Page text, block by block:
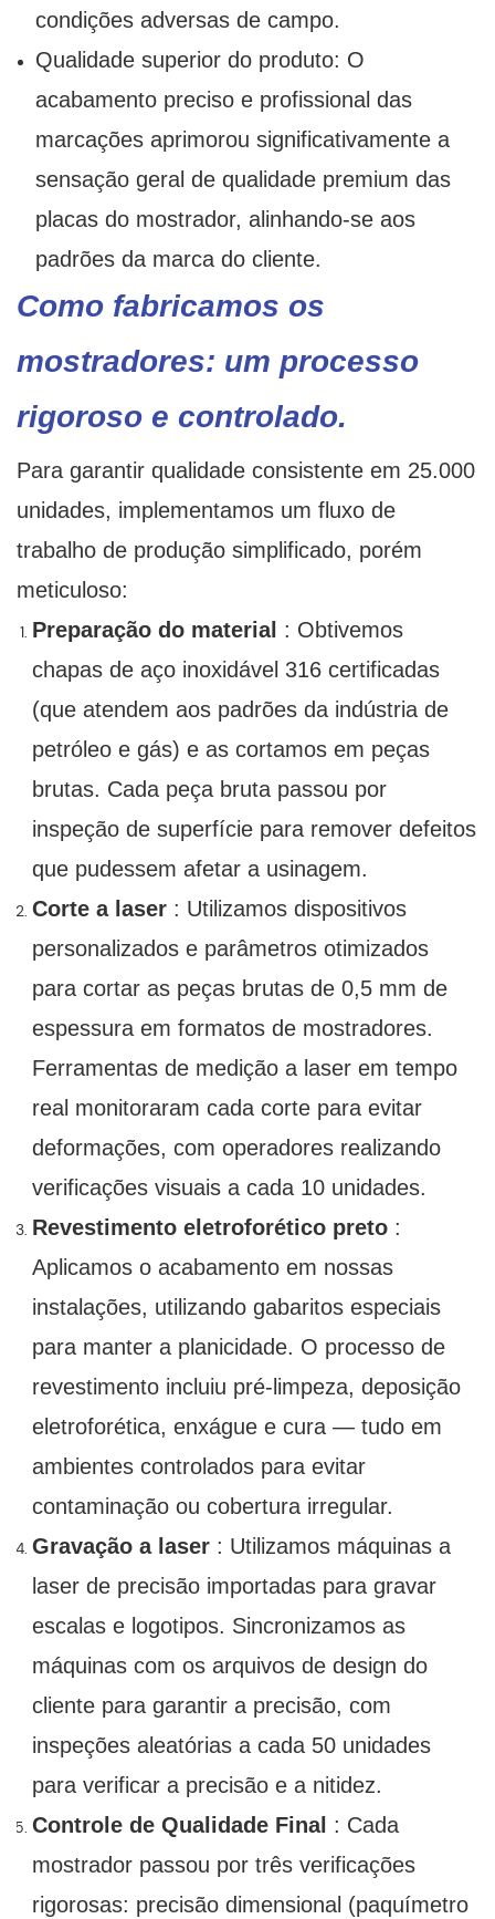
condições adversas de campo.
Qualidade superior do produto: O
acabamento preciso e profissional das
marcações aprimorou significativamente a
sensação geral de qualidade premium das
placas do mostrador, alinhando-se aos
padrões da marca do cliente.
Como fabricamos os
mostradores: um processo
rigoroso e controlado.
Para garantir qualidade consistente em 25.000
unidades, implementamos um fluxo de
trabalho de produção simplificado, porém
meticuloso:
Preparação do material : Obtivemos
chapas de aço inoxidável 316 certificadas
(que atendem aos padrões da indústria de
petróleo e gás) e as cortamos em peças
brutas. Cada peça bruta passou por
inspeção de superfície para remover defeitos
que pudessem afetar a usinagem.
Corte a laser : Utilizamos dispositivos
personalizados e parâmetros otimizados
para cortar as peças brutas de 0,5 mm de
espessura em formatos de mostradores.
Ferramentas de medição a laser em tempo
real monitoraram cada corte para evitar
deformações, com operadores realizando
verificações visuais a cada 10 unidades.
Revestimento eletroforético preto :
Aplicamos o acabamento em nossas
instalações, utilizando gabaritos especiais
para manter a planicidade. O processo de
revestimento incluiu pré-limpeza, deposição
eletroforética, enxágue e cura — tudo em
ambientes controlados para evitar
contaminação ou cobertura irregular.
Gravação a laser : Utilizamos máquinas a
laser de precisão importadas para gravar
escalas e logotipos. Sincronizamos as
máquinas com os arquivos de design do
cliente para garantir a precisão, com
inspeções aleatórias a cada 50 unidades
para verificar a precisão e a nitidez.
Controle de Qualidade Final : Cada
mostrador passou por três verificações
rigorosas: precisão dimensional (paquímetro